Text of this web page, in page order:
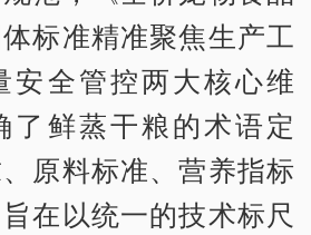
标准精准聚焦生产工
安全管控两大核心维
了鲜蒸干粮的术语定
原料标准、营养指标
在以统一的技术标尺